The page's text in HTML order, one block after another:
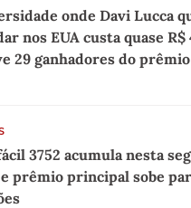
onde Davi Lucca
nos EUA custa quase
29 ganhadores do
3752 acumula nesta
prêmio principal sobe